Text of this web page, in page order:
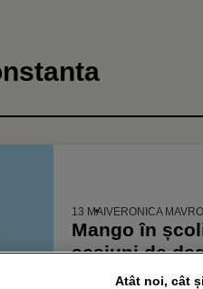
13 MAIVERONICA
Mango în
sesiuni de
Atât noi, cât